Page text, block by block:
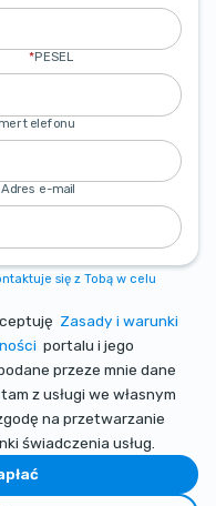
PESEL
*
telefonu
Adres e-mail
się z Tobą w celu
Zasady i warunki
portalu i jego
przeze mnie dane
z usługi we własnym
na przetwarzanie
świadczenia usług.